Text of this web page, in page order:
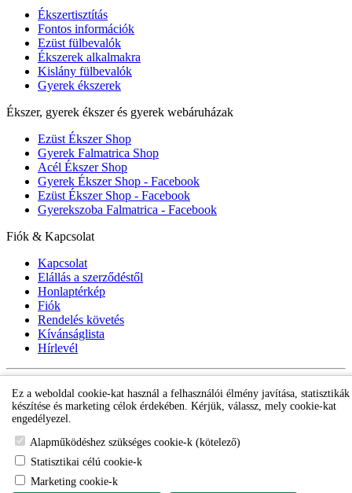
Ékszertisztítás
Fontos információk
Ezüst fülbevalók
Ékszerek alkalmakra
Kislány fülbevalók
Gyerek ékszerek
Ékszer, gyerek ékszer és gyerek webáruházak
Ezüst Ékszer Shop
Gyerek Falmatrica Shop
Acél Ékszer Shop
Gyerek Ékszer Shop - Facebook
Ezüst Ékszer Shop - Facebook
Gyerekszoba Falmatrica - Facebook
Fiók & Kapcsolat
Kapcsolat
Elállás a szerződéstől
Honlaptérkép
Fiók
Rendelés követés
Kívánságlista
Hírlevél
Ez a weboldal cookie-kat használ a felhasználói élmény javítása, statisztikák
készítése és marketing célok érdekében. Kérjük, válassz, mely cookie-kat
engedélyezel.
Alapműködéshez szükséges cookie-k (kötelező)
Statisztikai célú cookie-k
Marketing cookie-k